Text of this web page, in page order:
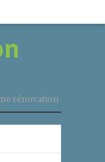
rénovation